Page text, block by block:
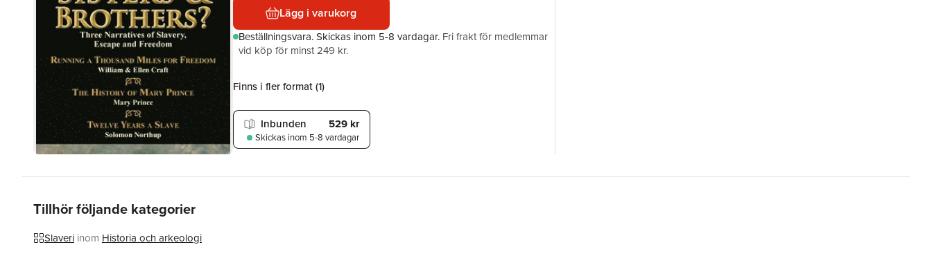
Lägg i varukorg
Beställningsvara.Skickas inom 5-8 vardagar. Fri frakt för medlemmar
vid köp för minst 249 kr.
Finns i fler format (1)
Inbunden 529 kr
Skickas inom 5-8 vardagar
Tillhör följande kategorier
Slaveri inom Historia och arkeologi